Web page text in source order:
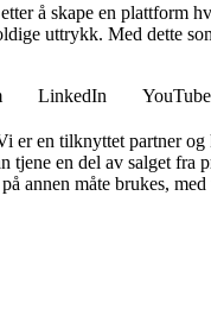
å skape en plattform
uttrykk. Med dette
LinkedIn YouTube
er en tilknyttet partner
en del av salget fra
annen måte brukes,